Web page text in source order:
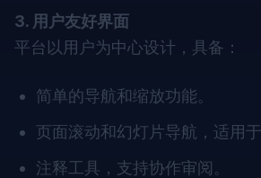
3. 用户友好界面
平台以用户为中心设计，具备：
简单的导航和缩放功能。
页面滚动和幻灯片导航，适用于
注释工具，支持协作审阅。